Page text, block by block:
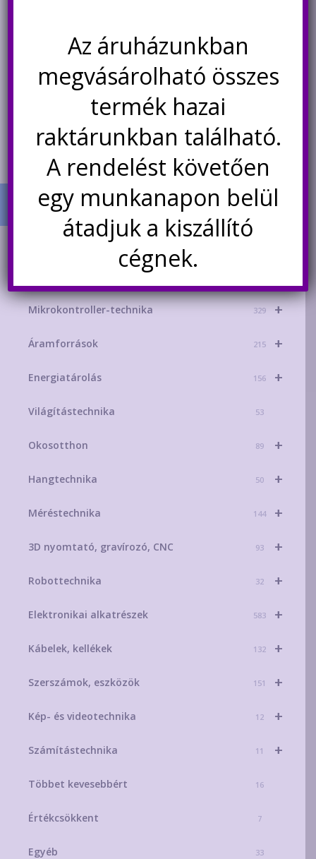
Nincs készleten
Értesítésetek ha
Kosárba teszem
+
Mikrokontroller-technika 329
+
Áramforrások 215
+
Energiatárolás 156
Világítástechnika 53
+
Okosotthon 89
+
Hangtechnika 50
+
Méréstechnika 144
+
3D nyomtató, gravírozó, CNC 93
+
Robottechnika 32
+
Elektronikai alkatrészek 583
+
Kábelek, kellékek 132
+
Szerszámok, eszközök 151
+
Kép- és videotechnika 12
+
Számítástechnika 11
Többet kevesebbért 16
Értékcsökkent 7
Egyéb 33
Az áruházunkban
megvásárolható összes
termék hazai
raktárunkban található.
A rendelést követően
egy munkanapon belül
átadjuk a kiszállító
cégnek.